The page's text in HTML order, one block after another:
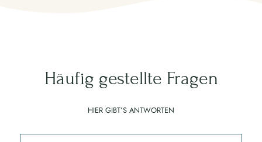
Häufig gestellte Fragen
HIER GIBT’S ANTWORTEN